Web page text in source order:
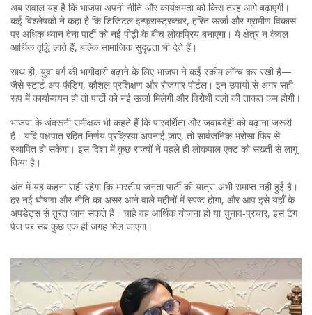
अब सवाल यह है कि भाजपा अपनी नीति और कार्यक्षमता को किस तरह आगे बढ़ाएगी।
कई विश्लेषकों ने कहा है कि डिजिटल इन्फ्रास्ट्रक्चर, हरित ऊर्जा और ग्रामीण विकास
पर अधिक ध्यान देना पार्टी को नई पीढ़ी के बीच लोकप्रिय बनाएगा। ये क्षेत्र न केवल
आर्थिक वृद्धि लाते हैं, बल्कि सामाजिक सुदृढ़ता भी देते हैं।
साथ ही, युवा वर्ग की भागीदारी बढ़ाने के लिए भाजपा ने कई स्कीम लॉन्च कर रखी है—
जैसे स्टार्ट‑अप फंडिंग, कौशल प्रशिक्षण और रोजगार पोर्टल। इन उपायों से अगर सही
रूप में कार्यान्वयन हो तो पार्टी को नई ऊर्जा मिलेगी और विरोधी दलों की ताकत कम होगी।
भाजपा के अंदरूनी समीक्षक भी कहते हैं कि पारदर्शिता और जवाबदेही को बढ़ाना जरूरी
है। यदि पक्षपात रहित निर्णय प्रक्रिया अपनाई जाए, तो सार्वजनिक भरोसा फिर से
स्थापित हो सकेगा। इस दिशा में कुछ राज्यों ने पहले ही लोकपाल एक्ट को सख़्ती से लागू
किया है।
अंत में यह कहना सही रहेगा कि भारतीय जनता पार्टी की यात्रा अभी समाप्त नहीं हुई है।
हर नई घोषणा और नीति का असर आने वाले महीनों में स्पष्ट होगा, और आप इसे यहाँ के
अपडेट्स से तुरंत जान सकते हैं। चाहे वह आर्थिक योजना हो या चुनाव‑प्रचार, इस टैग
पेज पर सब कुछ एक ही जगह मिल जाएगा।